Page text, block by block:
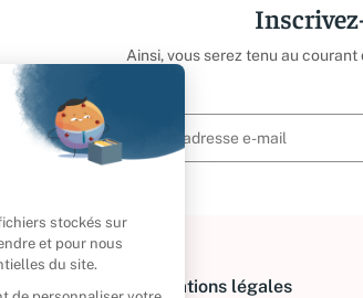
Ainsi, vous serez tenu au
Informations légales